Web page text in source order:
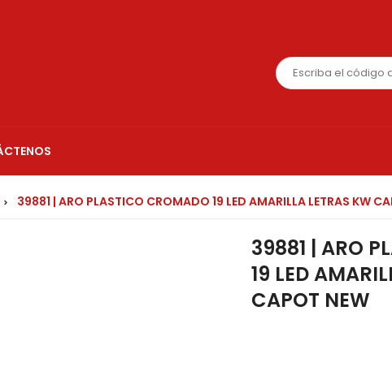
> 39881 | ARO PLASTICO CROMADO 19 LED AMARILLA LETRAS KW
39881 | ARO
19 LED
CAPOT NEW